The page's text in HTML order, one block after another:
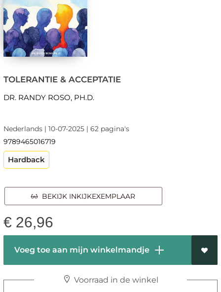
TOLERANTIE & ACCEPTATIE
DR. RANDY ROSO, PH.D.
Nederlands | 10-07-2025 | 62 pagina's
9789465016719
Hardback
BEKIJK INKIJKEXEMPLAAR
€ 26,96
Voeg toe aan mijn winkelmandje
Voorraad in de winkel